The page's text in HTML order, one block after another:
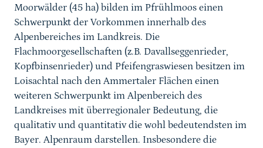
Moorwälder (45 ha) bilden im Pfrühlmoos einen
Schwerpunkt der Vorkommen innerhalb des
Alpenbereiches im Landkreis. Die
Flachmoorgesellschaften (z.B. Davallseggenrieder,
Kopfbinsenrieder) und Pfeifengraswiesen besitzen im
Loisachtal nach den Ammertaler Flächen einen
weiteren Schwerpunkt im Alpenbereich des
Landkreises mit überregionaler Bedeutung, die
qualitativ und quantitativ die wohl bedeutendsten im
Bayer. Alpenraum darstellen. Insbesondere die